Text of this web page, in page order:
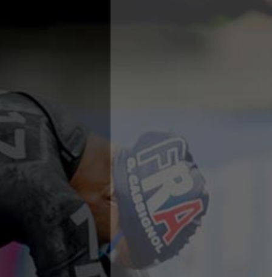
Eventi
Norme e documenti
Risultati e Classifiche
Azzurri
News
Flash News
Artistico
Eventi
Norme e documenti
Risultati e Classifiche